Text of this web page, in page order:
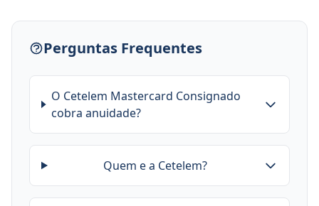
Perguntas Frequentes
O Cetelem Mastercard Consignado
cobra anuidade?
Quem e a Cetelem?